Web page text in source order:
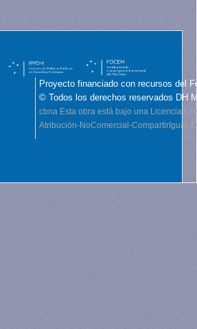
Proyecto financiado con recursos del
© Todos los derechos reservados DH
cbna Esta obra está bajo una Licencia
Atribución-NoComercial-CompartirIgual